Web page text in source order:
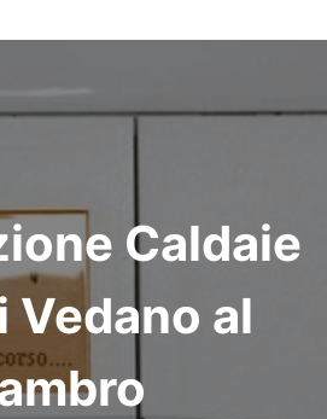
Caldaie
Vedano al